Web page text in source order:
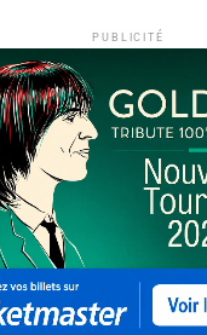
PUBLICITÉ